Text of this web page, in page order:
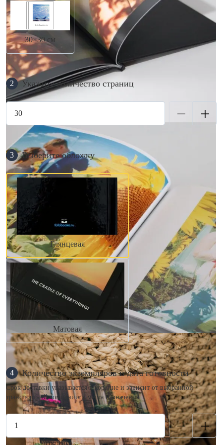
30×30 см
2 Укажите количество страниц
3 Выберите обложку
Глянцевая
Матовая
4 Количество экземпляров и дата готовности
Срок доставки указывается в корзине и зависит от выбранной
транспортной компании и места назначения.